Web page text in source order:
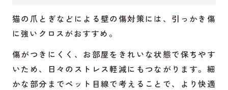
猫の爪とぎなどによる壁の傷対策には、引っかき傷
に強いクロスがおすすめ。
傷がつきにくく、お部屋をきれいな状態で保ちやす
いため、日々のストレス軽減にもつながります。細
かな部分までペット目線で考えることで、より快適